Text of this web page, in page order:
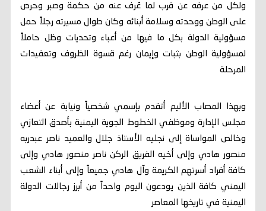
ولكل من عرفه عن قرب لما عُرف عنه من حكمة وصبر وحرص
على الوطن ووحدته وسلامة أبنائه وكان طوال مسيرته رجلاً حمل
مسؤولية الدولة بكل ما فيها من أعباء وتحديات وظل حاملاً
لمسؤولية الوطن بثبات وإيمان رغم قسوة الظروف وتعقيدات
المرحلة
وبهذا المصاب الأليم أتقدم بإسمي شخصياً ونيابة عن أعضاء
مجلس الإدارة وموظفي الخطوط الجوية اليمنية بأصدق التعازي
وخالص المواساة إلى نجليه الأستاذ جلال والعميد ناصر عبدربه
منصور هادي وإلى أخيه الفريق الركن ناصر منصور هادي وإلى
كافة أفراد أسرتهم الكريمة وآل هادي جميعاً وإلى أبناء الشعب
اليمني كافة الذين يودعون اليوم واحداً من أبرز رجالات الدولة
اليمنية في تاريخها المعاصر